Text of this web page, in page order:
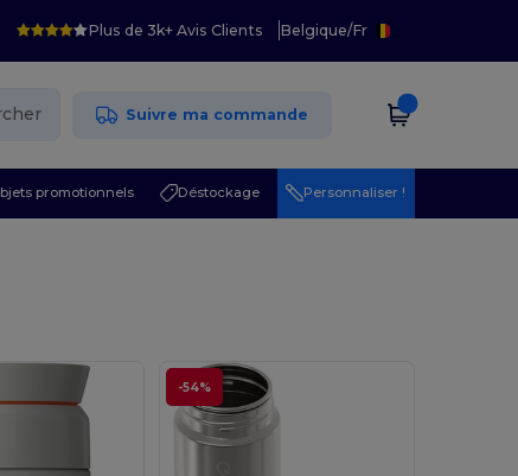
Plus de 3k+ Avis Clients Belgique/Fr
Suivre ma commande
promotionnels Déstockage Personnaliser !
-54%